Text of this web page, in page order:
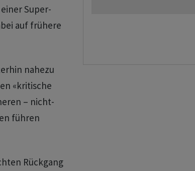
Super-
auf frühere
nahezu
«kritische
– nicht-
führen
Rückgang